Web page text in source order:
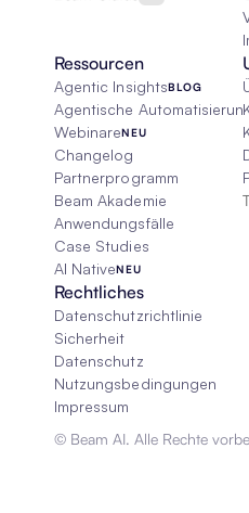
Ressourcen
Agentic InsightsBLOG
Agentische
WebinareNEU
Changelog
Partnerprogramm
Beam Akademie
Anwendungsfälle
Case Studies
AI NativeNEU
Rechtliches
Datenschutzrichtlinie
Sicherheit
Datenschutz
Nutzungsbedingungen
Impressum
© Beam AI. Alle Rechte